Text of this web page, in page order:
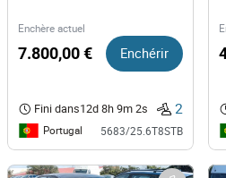
Enchère actuel
7.800,00 € Enchérir
Fini dans12d 8h 9m 1s 2
Portugal 5683/25.6T8STB